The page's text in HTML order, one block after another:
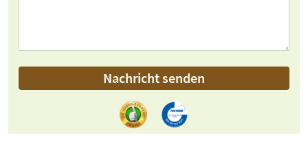
Nachricht senden